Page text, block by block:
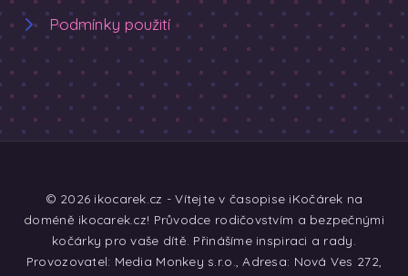
Podmínky použití
© 2026 ikocarek.cz - Vítejte v časopise iKočárek na
doméně ikocarek.cz! Průvodce rodičovstvím a bezpečnými
kočárky pro vaše dítě. Přinášíme inspiraci a rady.
Provozovatel: Media Monkey s.r.o., Adresa: Nová Ves 272,